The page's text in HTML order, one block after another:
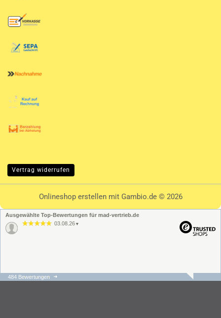
Vertrag widerrufen
Onlineshop erstellenmit Gambio.de © 2026
Ausgewählte Top-Bewertungen für mad-vertrieb.de
03.08.26 ▼
31.07.26
484 Bewertungen